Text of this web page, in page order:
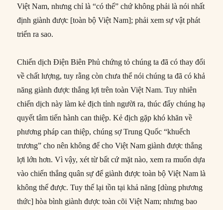
Việt Nam, nhưng chỉ là “có thể” chứ không phải là nói nhất
định giành được [toàn bộ Việt Nam]; phải xem sự vật phát
triển ra sao.
Chiến dịch Điện Biên Phủ chứng tỏ chúng ta đã có thay đổi
về chất lượng, tuy rằng còn chưa thể nói chúng ta đã có khả
năng giành được thắng lợi trên toàn Việt Nam. Tuy nhiên
chiến dịch này làm kẻ địch tỉnh người ra, thúc đẩy chúng hạ
quyết tâm tiến hành can thiệp. Kẻ địch gặp khó khăn về
phương pháp can thiệp, chúng sợ Trung Quốc “khuếch
trương” cho nên không để cho Việt Nam giành được thắng
lợi lớn hơn. Vì vậy, xét từ bất cứ mặt nào, xem ra muốn dựa
vào chiến thắng quân sự để giành được toàn bộ Việt Nam là
không thể được. Tuy thế lại tồn tại khả năng [dùng phương
thức] hòa bình giành được toàn cõi Việt Nam; nhưng bao